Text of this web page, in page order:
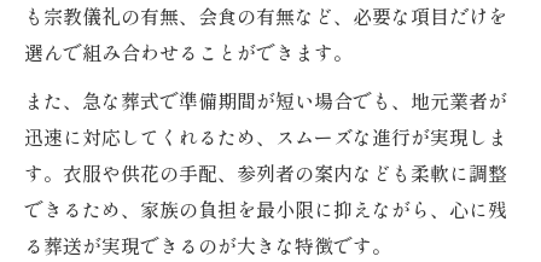
も宗教儀礼の有無、会食の有無など、必要な項目だけを
選んで組み合わせることができます。
また、急な葬式で準備期間が短い場合でも、地元業者が
迅速に対応してくれるため、スムーズな進行が実現しま
す。衣服や供花の手配、参列者の案内なども柔軟に調整
できるため、家族の負担を最小限に抑えながら、心に残
る葬送が実現できるのが大きな特徴です。